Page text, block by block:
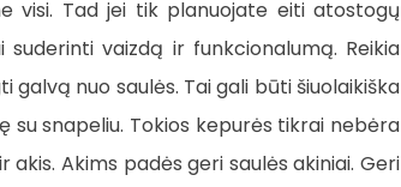
visi. Tad jei tik planuojate eiti atostogų
vaizdą ir funkcionalumą. Reikia
nuo saulės. Tai gali būti šiuolaikiška
su snapeliu. Tokios kepurės tikrai nebėra
Akims padės geri saulės akiniai. Geri